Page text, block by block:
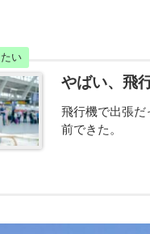
やばい、飛
飛行機で出張だ
前できた。